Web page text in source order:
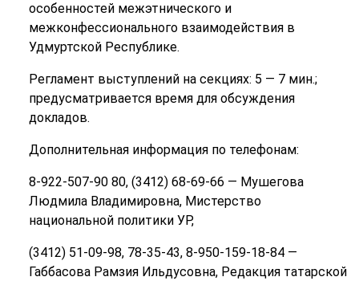
особенностей межэтнического и
межконфессионального взаимодействия в
Удмуртской Республике.
Регламент выступлений на секциях: 5 — 7 мин.;
предусматривается время для обсуждения
докладов.
Дополнительная информация по телефонам:
8-922-507-90 80, (3412) 68-69-66 — Мушегова
Людмила Владимировна, Мистерство
национальной политики УР,
(3412) 51-09-98, 78-35-43, 8-950-159-18-84 —
Габбасова Рамзия Ильдусовна, Редакция татарской